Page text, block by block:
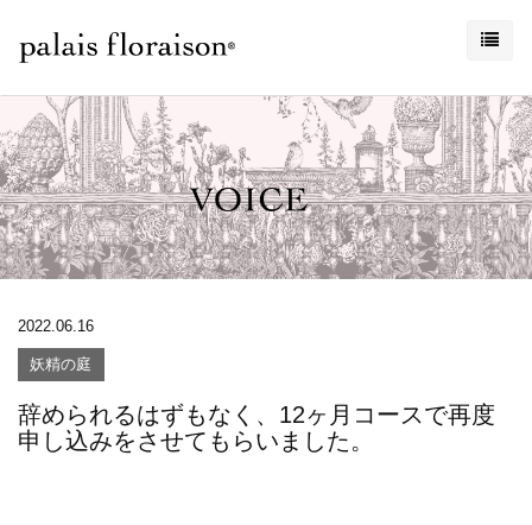
2022.06.16
妖精の庭
辞められるはずもなく、12ヶ月コースで再度
申し込みをさせてもらいました。